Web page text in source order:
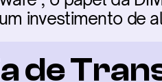
investimento de
de